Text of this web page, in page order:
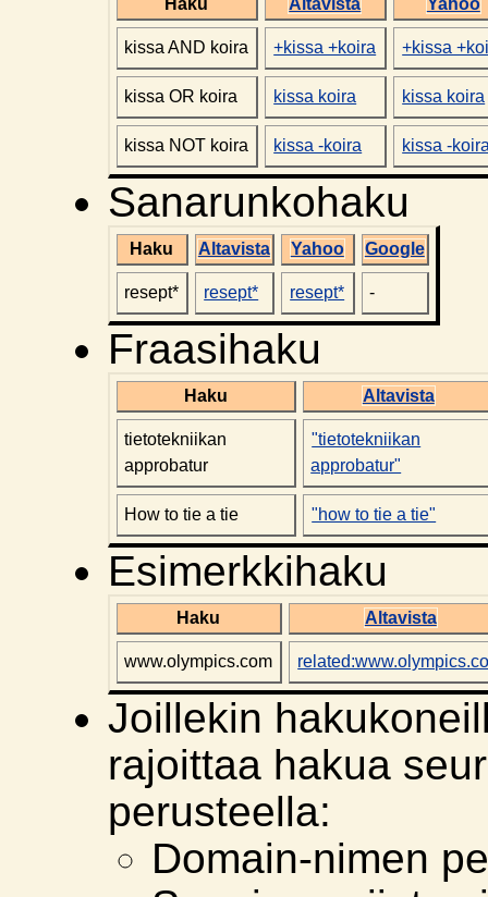
kissa AND koira +kissa +koira +kissa
kissa OR koira kissa koira kissa koira
kissa NOT koira kissa -koira kissa -
Sanarunkohaku
Haku Altavista Yahoo Google
resept* resept* resept* -
Fraasihaku
Haku Altavista
tietotekniikan
approbatur
"tietotekniikan
approbatur"
How to tie a tie "how to tie a tie"
Esimerkkihaku
Haku Altavista
www.olympics.com
Joillekin
rajoittaa hakua
perusteella:
Domain-nimen